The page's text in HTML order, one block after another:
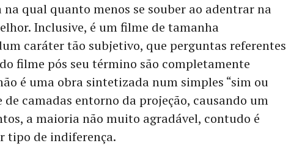
na qual quanto menos se souber ao adentrar na
Inclusive, é um filme de tamanha
caráter tão subjetivo, que perguntas referentes
filme pós seu término são completamente
é uma obra sintetizada num simples “sim ou
de camadas entorno da projeção, causando um
a maioria não muito agradável, contudo é
tipo de indiferença.